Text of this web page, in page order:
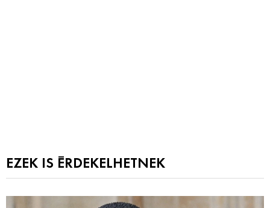
EZEK IS ÉRDEKELHETNEK